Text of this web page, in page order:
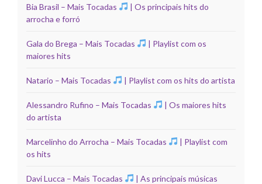
Bia Brasil – Mais Tocadas
| Os principais hits do
arrocha e forró
Gala do Brega – Mais Tocadas
| Playlist com os
maiores hits
Natario – Mais Tocadas | Playlist com os hits do artista
Alessandro Rufino – Mais Tocadas
| Os maiores hits
do artista
Marcelinho do Arrocha – Mais Tocadas
| Playlist com
os hits
Davi Lucca – Mais Tocadas | As principais músicas